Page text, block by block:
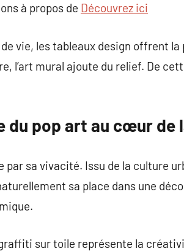
à propos de Découvrez ici
vie, les tableaux design offrent
l’art mural ajoute du relief. De
du pop art au cœur de
par sa vivacité. Issu de la culture
sa place dans une
sur toile représente la